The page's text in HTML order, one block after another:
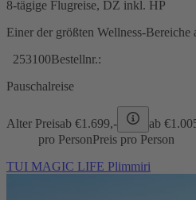
8-tägige Flugreise, DZ inkl. HP
Einer der größten Wellness-Bereiche
253100Bestellnr.:
Pauschalreise
Alter Preisab €1.699,- ab €
pro PersonPreis pro Person
TUI MAGIC LIFE Plimmiri